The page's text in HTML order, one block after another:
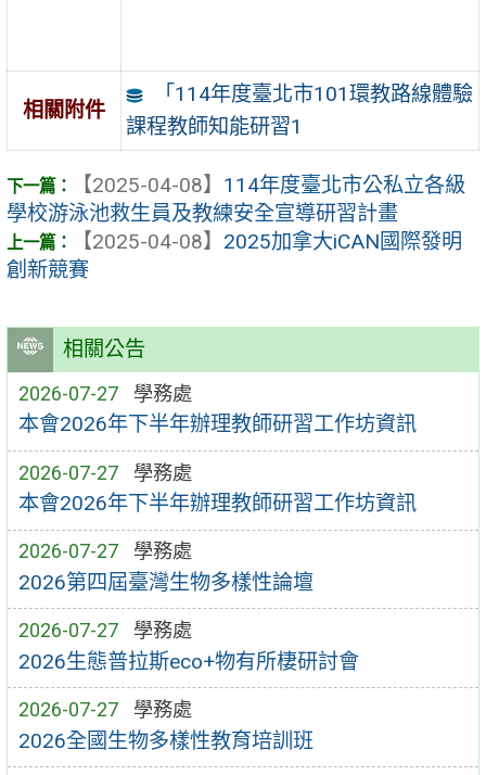
相關公告
2026-07-27 學務處
本會2026年下半年辦理教師研習工作坊資訊
2026-07-27 學務處
本會2026年下半年辦理教師研習工作坊資訊
2026-07-27 學務處
2026第四屆臺灣生物多樣性論壇
2026-07-27 學務處
2026生態普拉斯eco+物有所棲研討會
2026-07-27 學務處
2026全國生物多樣性教育培訓班
相關附件
「114年度臺北市101環教路線體驗
課程教師知能研習1
【2025-04-08】 114年度臺北市公私立各級
學校游泳池救生員及教練安全宣導研習計畫
【2025-04-08】 2025加拿大iCAN國際發明
創新競賽